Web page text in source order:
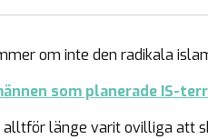
om inte den radikala
som planerade IS-
länge varit ovilliga att